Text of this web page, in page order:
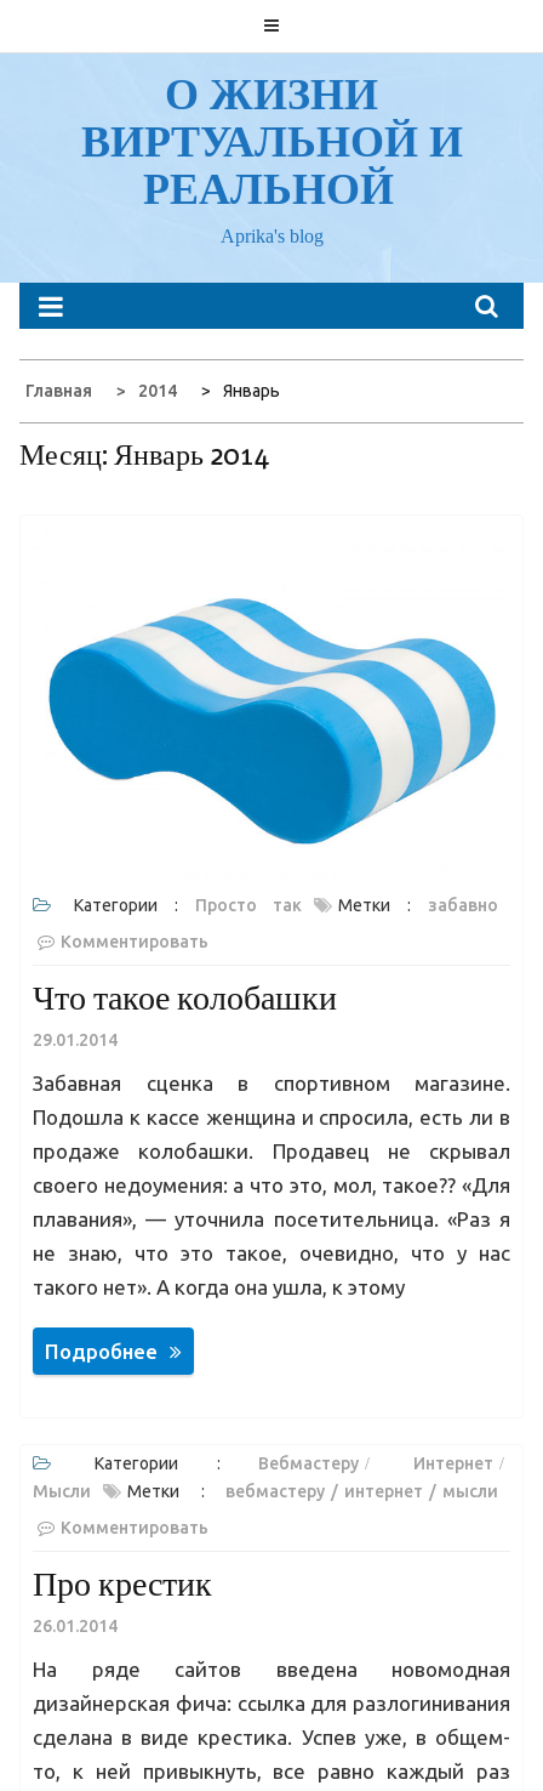
О ЖИЗНИ
ВИРТУАЛЬНОЙ И
РЕАЛЬНОЙ
Aprika's blog
Главная 2014 Январь
Месяц: Январь 2014
Категории : Просто так Метки : забавно
Комментировать
Что такое колобашки
29.01.2014
Забавная сценка в спортивном магазине.
Подошла к кассе женщина и спросила, есть ли в
продаже колобашки. Продавец не скрывал
своего недоумения: а что это, мол, такое?? «Для
плавания», — уточнила посетительница. «Раз я
не знаю, что это такое, очевидно, что у нас
такого нет». А когда она ушла, к этому
Подробнее
Категории : Вебмастеру
Интернет
Мысли
Метки : вебмастеру интернет
мысли
Комментировать
Про крестик
26.01.2014
На ряде сайтов введена новомодная
дизайнерская фича: ссылка для разлогинивания
сделана в виде крестика. Успев уже, в общем-
то, к ней привыкнуть, все равно каждый раз